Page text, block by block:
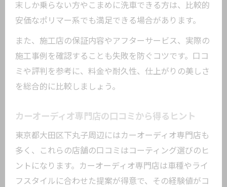
末しか乗らない方やこまめに洗車できる方は、比較的
安価なポリマー系でも満足できる場合があります。
また、施工店の保証内容やアフターサービス、実際の
施工事例を確認することも失敗を防ぐコツです。口コ
ミや評判を参考に、料金や耐久性、仕上がりの美しさ
を総合的に比較しましょう。
カーオーディオ専門店の口コミから得るヒント
東京都大田区下丸子周辺にはカーオーディオ専門店も
多く、これらの店舗の口コミはコーティング選びのヒ
ントになります。カーオーディオ専門店は車種やライ
フスタイルに合わせた提案が得意で、その経験値がコ